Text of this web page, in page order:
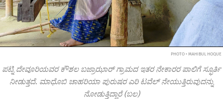
PHOTO • MAHIBUL HOQUE
ಪಟ್ನಿ ದೇವೂರಿಯವರ ಕೌಶಲ ಬಜ್ರಾಝಾರ್‌ ಗ್ರಾಮದ ಇತರ ನೇಕಾರರ ಪಾಲಿಗೆ ಸ್ಫೂರ್ತಿ
ನೀಡುತ್ತದೆ. ಮಾಧೊಬಿ ಚಾಹರಿಯಾ ಪುರುಷರ ಎರಿ ಟವೆಲ್‌ ನೇಯುತ್ತಿರುವುದನ್ನು
ನೋಡುತ್ತಿದ್ದಾರೆ (ಬಲ)